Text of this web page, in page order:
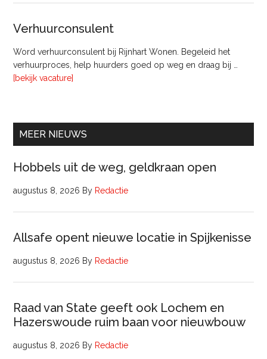
Onderhoud
bij
Vastgoedmanagement
Verhuurconsulent
Word verhuurconsulent bij Rijnhart Wonen. Begeleid het
verhuurproces, help huurders goed op weg en draag bij …
[bekijk vacature]
MEER NIEUWS
Hobbels uit de weg, geldkraan open
augustus 8, 2026 By Redactie
Allsafe opent nieuwe locatie in Spijkenisse
augustus 8, 2026 By Redactie
Raad van State geeft ook Lochem en
Hazerswoude ruim baan voor nieuwbouw
augustus 8, 2026 By Redactie